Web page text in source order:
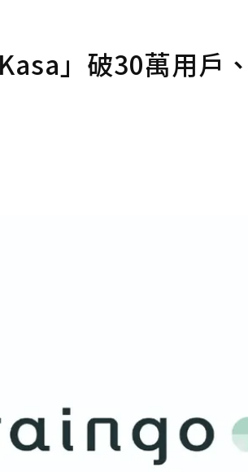
」破30萬用戶